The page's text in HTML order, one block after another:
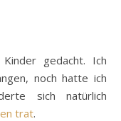
gedacht. Ich
noch hatte ich
sich natürlich
trat.